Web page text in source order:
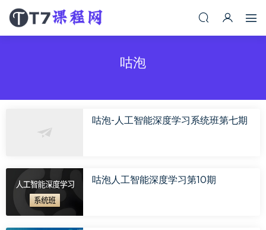
咕泡
咕泡-人工智能深度学习系统班第七期
咕泡人工智能深度学习第10期